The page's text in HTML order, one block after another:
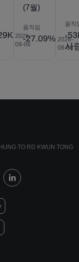
2026-
08-06
(7월)
움직임
-27.09% 2026-
08-06
움직
-
사
TO RD KWUN TONG